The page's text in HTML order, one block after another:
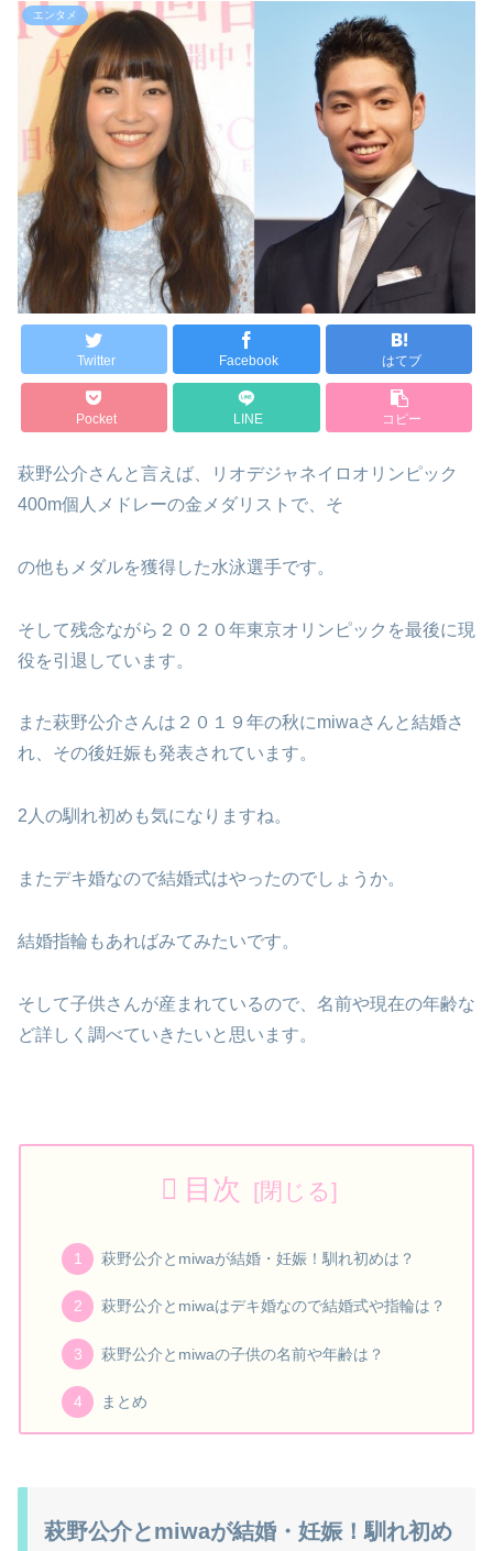
エンタメ
Twitter Facebook はてブ
Pocket LINE コピー
萩野公介さんと言えば、リオデジャネイロオリンピック
400m個人メドレーの金メダリストで、そ
の他もメダルを獲得した水泳選手です。
そして残念ながら２０２０年東京オリンピックを最後に現
役を引退しています。
また萩野公介さんは２０１９年の秋にmiwaさんと結婚さ
れ、その後妊娠も発表されています。
2人の馴れ初めも気になりますね。
またデキ婚なので結婚式はやったのでしょうか。
結婚指輪もあればみてみたいです。
そして子供さんが産まれているので、名前や現在の年齢な
ど詳しく調べていきたいと思います。
目次
萩野公介とmiwaが結婚・妊娠！馴れ初めは？
萩野公介とmiwaはデキ婚なので結婚式や指輪は？
萩野公介とmiwaの子供の名前や年齢は？
まとめ
萩野公介とmiwaが結婚・妊娠！馴れ初め